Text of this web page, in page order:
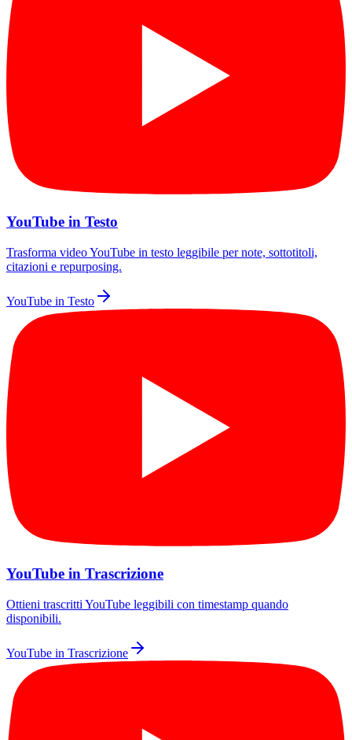
YouTube in Testo
Trasforma video YouTube in testo leggibile per note, sottotitoli,
citazioni e repurposing.
YouTube in Testo
YouTube in Trascrizione
Ottieni trascritti YouTube leggibili con timestamp quando
disponibili.
YouTube in Trascrizione